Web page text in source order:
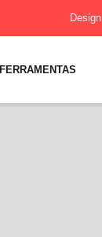
Design
FERRAMENTAS